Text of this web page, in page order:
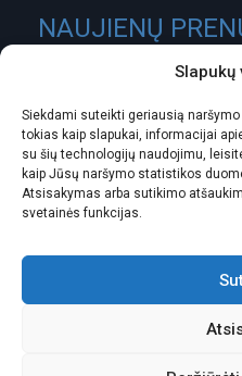
Slapukų
Siekdami suteikti geriausią
tokias kaip slapukai, informacijai
su šių technologijų naudojimu,
kaip Jūsų naršymo statistikos
Atsisakymas arba sutikimo
svetainės funkcijas.
NAUJIENŲ
ĮMONĖS KODAS:
PVM MOKĖTOJO KODAS:
LT337300010104819796